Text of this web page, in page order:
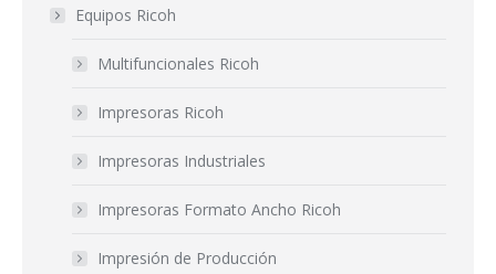
Equipos Ricoh
Multifuncionales Ricoh
Impresoras Ricoh
Impresoras Industriales
Impresoras Formato Ancho Ricoh
Impresión de Producción